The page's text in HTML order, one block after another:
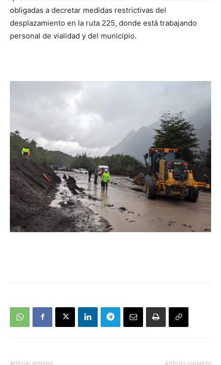
obligadas a decretar medidas restrictivas del
desplazamiento en la ruta 225, donde está trabajando
personal de vialidad y del municipio.
Artículo anterior Artículo siguiente